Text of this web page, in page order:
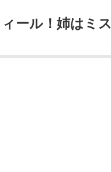
ール！姉はミス